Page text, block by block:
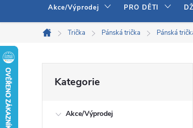
Akce/Výprodej PRO DĚTI
Domů
Trička Pánská trička Pánská
kategorie
Kategorie
Akce/Výprodej